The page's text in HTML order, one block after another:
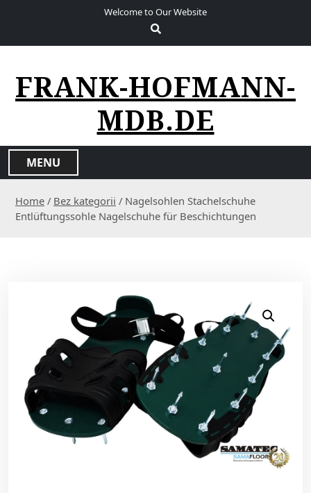
Welcome to Our Website
FRANK-HOFMANN-
MDB.DE
MENU
Home / Bez kategorii / Nagelsohlen Stachelschuhe
Entlüftungssohle Nagelschuhe für Beschichtungen